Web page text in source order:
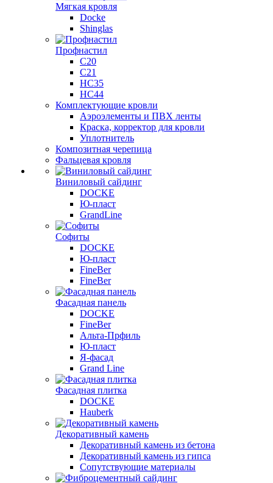
Мягкая кровля
Docke
Shinglas
Профнастил
C20
C21
НС35
НС44
Комплектующие кровли
Аэроэлементы и ПВХ ленты
Краска, корректор для кровли
Уплотнитель
Композитная черепица
Фальцевая кровля
Виниловый сайдинг
DOCKE
Ю-пласт
GrandLine
Софиты
DOCKE
Ю-пласт
FineBer
FineBer
Фасадная панель
DOCKE
FineBer
Альта-Прфиль
Ю-пласт
Я-фасад
Grand Line
Фасадная плитка
DOCKE
Hauberk
Декоративный камень
Декоративный камень из бетона
Декоративный камень из гипса
Сопутствующие материалы